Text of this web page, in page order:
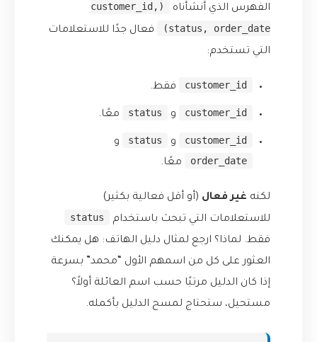
الفهرس الذي أنشأناه
(customer_id,
status, order_date)
فعال جدًا للاستعلامات
التي تستخدم:
customer_id فقط.
customer_id و status معًا.
customer_id و status
و
order_date
معًا.
لكنه غير فعال (أو أقل فعالية بكثير)
للاستعلامات التي تبحث باستخدام
status
فقط. لماذا؟ ارجع لمثال دليل الهاتف: هل يمكنك
العثور على كل من اسمهم الأول “محمد” بسرعة
إذا كان الدليل مرتبًا حسب اسم العائلة أولاً؟
مستحيل، ستحتاج لمسح الدليل بأكمله.